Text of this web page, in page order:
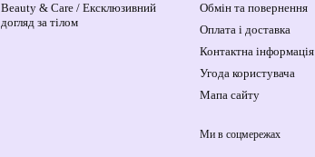
Beauty & Care / Ексклюзивний
догляд за тілом
Обмін та повернення
Оплата і доставка
Контактна інформація
Угода користувача
Мапа сайту
Ми в соцмережах